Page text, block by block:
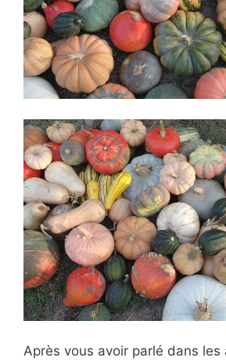
Après vous avoir parlé dans les